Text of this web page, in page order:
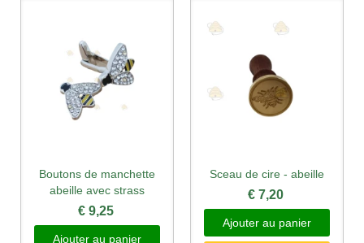
Boutons de manchette
abeille avec strass
€ 9,25
Ajouter au panier
Sceau de cire - abeille
€ 7,20
Ajouter au panier